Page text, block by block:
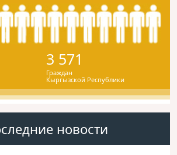
3 571
Граждан
Кыргызской Республики
новости